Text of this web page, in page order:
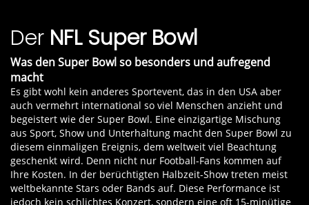
Jahr 2026 sind auch wegen dieser einzigartigen
Halbzeitshow beliebt. Zur Halbzeitshow dieses
Super Bowls steht bereits Rapper und Superstar
Bad Bunny als der Main Act fest. Vor Bad Bunny
haben es folgende Musiker in den letzten Jahren
auf die Bühne ins Football-Stadion geschafft:
2025: Kendrick Lamar
2024: Usher
2023: Rihanna
2022: 50 Cent, Dr. Dre, Eminem, Kendrick Lamar,
Der NFL Super Bowl
Was den Super Bowl so besonders und aufregend
macht
Es gibt wohl kein anderes Sportevent, das in den USA aber
auch vermehrt international so viel Menschen anzieht und
begeistert wie der Super Bowl. Eine einzigartige Mischung
aus Sport, Show und Unterhaltung macht den Super Bowl zu
diesem einmaligen Ereignis, dem weltweit viel Beachtung
geschenkt wird. Denn nicht nur Football-Fans kommen auf
Ihre Kosten. In der berüchtigten Halbzeit-Show treten meist
weltbekannte Stars oder Bands auf. Diese Performance ist
jedoch kein schlichtes Konzert, sondern eine oft 15-minütige